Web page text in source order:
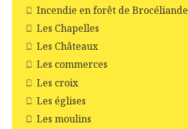
Incendie en forêt de Brocéliande
Les Chapelles
Les Châteaux
Les commerces
Les croix
Les églises
Les moulins